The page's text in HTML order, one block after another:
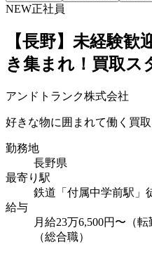
NEW正社員
【長野】未経験
き集まれ！買取ス
アンドトランク株式会社
好きな物に囲まれて働く買
勤務地
長野県
最寄り駅
鉄道「付属中学前駅」
給与
月給23万6,500円〜（
（総合職）